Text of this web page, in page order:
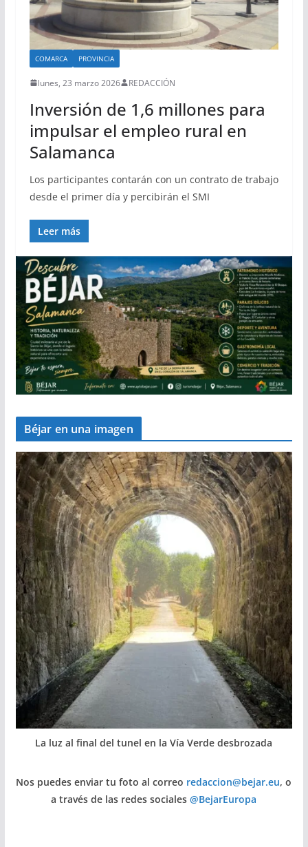
COMARCA PROVINCIA
lunes, 23 marzo 2026 REDACCIÓN
Inversión de 1,6 millones para
impulsar el empleo rural en
Salamanca
Los participantes contarán con un contrato de trabajo
desde el primer día y percibirán el SMI
Leer más
Béjar en una imagen
La luz al final del tunel en la Vía Verde desbrozada
Nos puedes enviar tu foto al correo redaccion@bejar.eu, o
a través de las redes sociales@BejarEuropa